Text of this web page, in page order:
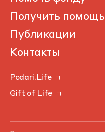
Получить помощь
Публикации
Контакты
Podari.Life
Gift of Life